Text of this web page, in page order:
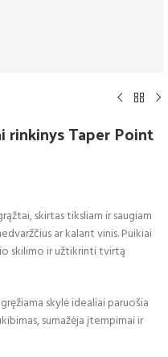
rinkinys Taper Point
skirtas tiksliam ir saugiam
ar kalant vinis. Puikiai
skilimo ir užtikrinti tvirtą
gręžiama skylė idealiai paruošia
sumažėja įtempimai ir